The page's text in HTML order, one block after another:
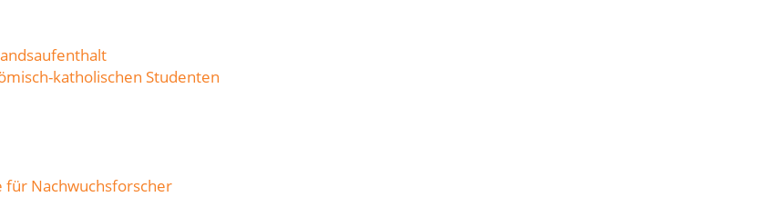
katholischen Studenten
für Nachwuchsforscher